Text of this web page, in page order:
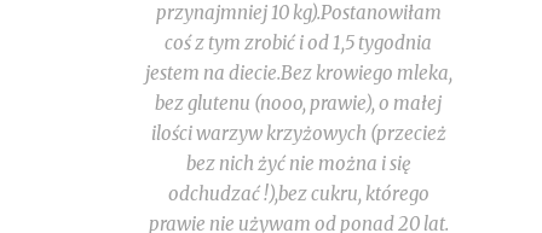
przynajmniej 10 kg).Postanowiłam
coś z tym zrobić i od 1,5 tygodnia
jestem na diecie.Bez krowiego mleka,
bez glutenu (nooo, prawie), o małej
ilości warzyw krzyżowych (przecież
bez nich żyć nie można i się
odchudzać !),bez cukru, którego
prawie nie używam od ponad 20 lat.